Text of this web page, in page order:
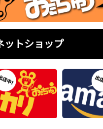
ットショップ